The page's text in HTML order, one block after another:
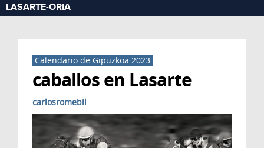
LASARTE-ORIA
Calendario de Gipuzkoa 2023
caballos en Lasarte
carlosromebil